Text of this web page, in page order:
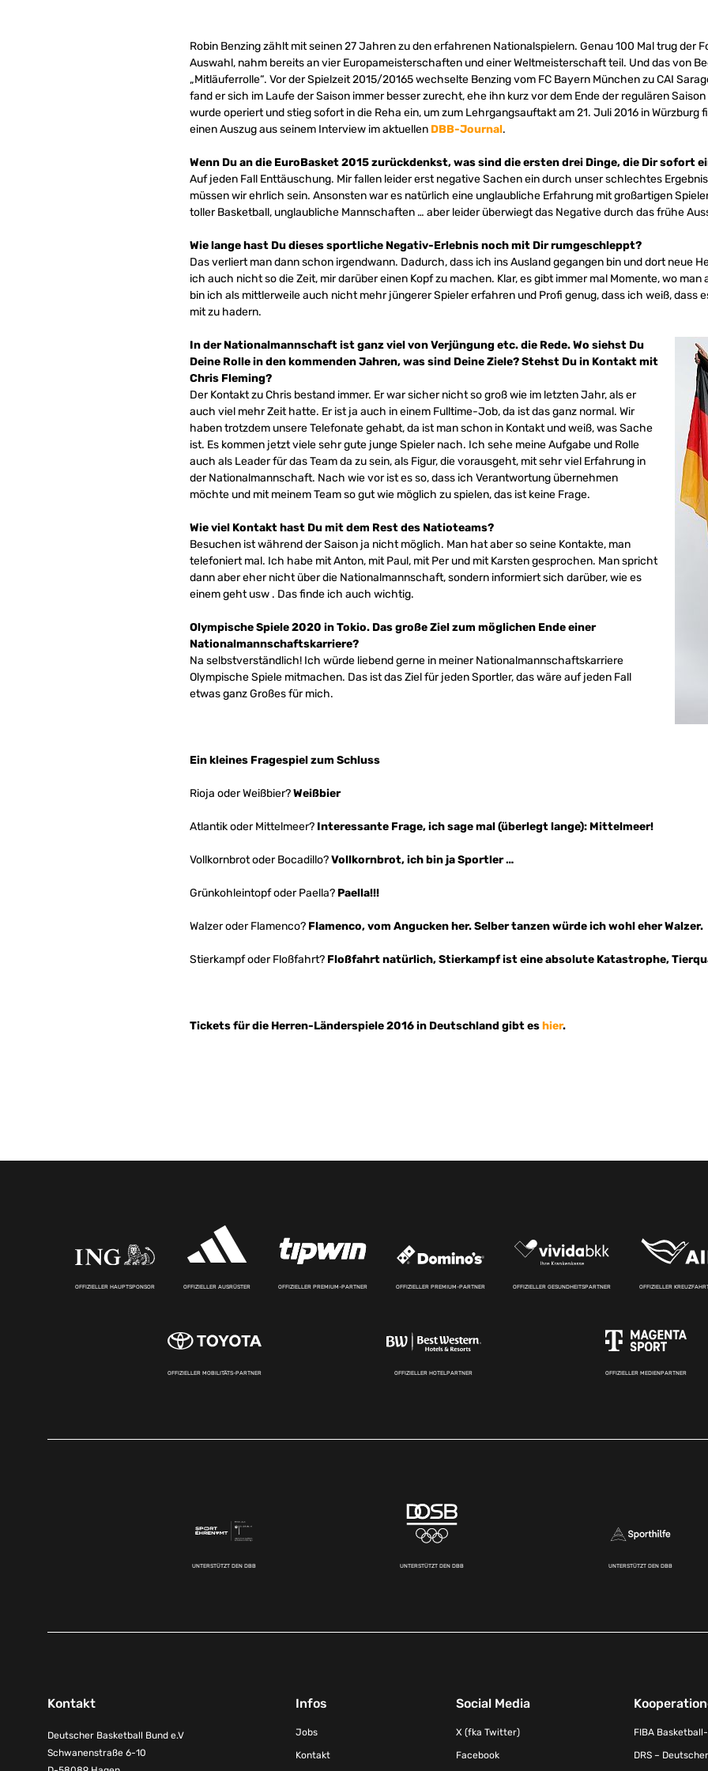
Robin Benzing zählt mit seinen 27 Jahren zu den erfahrenen Nationalspielern. Genau 100 Mal trug der
Auswahl, nahm bereits an vier Europameisterschaften und einer Weltmeisterschaft teil. Und das von
„Mitläuferrolle“. Vor der Spielzeit 2015/20165 wechselte Benzing vom FC Bayern München zu CAI
fand er sich im Laufe der Saison immer besser zurecht, ehe ihn kurz vor dem Ende der regulären
wurde operiert und stieg sofort in die Reha ein, um zum Lehrgangsauftakt am 21. Juli 2016 in Würzburg
einen Auszug aus seinem Interview im aktuellen DBB-Journal.
Wenn Du an die EuroBasket 2015 zurückdenkst, was sind die ersten drei Dinge, die Dir sofort
Auf jeden Fall Enttäuschung. Mir fallen leider erst negative Sachen ein durch unser schlechtes
müssen wir ehrlich sein. Ansonsten war es natürlich eine unglaubliche Erfahrung mit großartigen
toller Basketball, unglaubliche Mannschaften … aber leider überwiegt das Negative durch das frühe
Wie lange hast Du dieses sportliche Negativ-Erlebnis noch mit Dir rumgeschleppt?
Das verliert man dann schon irgendwann. Dadurch, dass ich ins Ausland gegangen bin und dort neue
ich auch nicht so die Zeit, mir darüber einen Kopf zu machen. Klar, es gibt immer mal Momente, wo man
bin ich als mittlerweile auch nicht mehr jüngerer Spieler erfahren und Profi genug, dass ich weiß, dass
mit zu hadern.
In der Nationalmannschaft ist ganz viel von Verjüngung etc. die Rede. Wo siehst Du
Deine Rolle in den kommenden Jahren, was sind Deine Ziele? Stehst Du in Kontakt mit
Chris Fleming?
Der Kontakt zu Chris bestand immer. Er war sicher nicht so groß wie im letzten Jahr, als er
auch viel mehr Zeit hatte. Er ist ja auch in einem Fulltime-Job, da ist das ganz normal. Wir
haben trotzdem unsere Telefonate gehabt, da ist man schon in Kontakt und weiß, was Sache
ist. Es kommen jetzt viele sehr gute junge Spieler nach. Ich sehe meine Aufgabe und Rolle
auch als Leader für das Team da zu sein, als Figur, die vorausgeht, mit sehr viel Erfahrung in
der Nationalmannschaft. Nach wie vor ist es so, dass ich Verantwortung übernehmen
möchte und mit meinem Team so gut wie möglich zu spielen, das ist keine Frage.
Wie viel Kontakt hast Du mit dem Rest des Natioteams?
Besuchen ist während der Saison ja nicht möglich. Man hat aber so seine Kontakte, man
telefoniert mal. Ich habe mit Anton, mit Paul, mit Per und mit Karsten gesprochen. Man spricht
dann aber eher nicht über die Nationalmannschaft, sondern informiert sich darüber, wie es
einem geht usw . Das finde ich auch wichtig.
Olympische Spiele 2020 in Tokio. Das große Ziel zum möglichen Ende einer
Nationalmannschaftskarriere?
Na selbstverständlich! Ich würde liebend gerne in meiner Nationalmannschaftskarriere
Olympische Spiele mitmachen. Das ist das Ziel für jeden Sportler, das wäre auf jeden Fall
etwas ganz Großes für mich.
Ein kleines Fragespiel zum Schluss
Rioja oder Weißbier?Weißbier
Atlantik oder Mittelmeer? Interessante Frage, ich sage mal (überlegt lange): Mittelmeer!
Vollkornbrot oder Bocadillo?Vollkornbrot, ich bin ja Sportler …
Grünkohleintopf oder Paella? Paella!!!
Walzer oder Flamenco? Flamenco, vom Angucken her. Selber tanzen würde ich wohl eher Walzer.
Stierkampf oder Floßfahrt? Floßfahrt natürlich, Stierkampf ist eine absolute Katastrophe,
Tickets für die Herren-Länderspiele 2016 in Deutschland gibt eshier.
OFFIZIELLER HAUPTSPONSOR OFFIZIELLER AUSRÜSTER OFFIZIELLER PREMIUM-PARTNER OFFIZIELLER PREMIUM-PARTNER OFFIZIELLER GESUNDHEITSPARTNER OFFIZIELLER
OFFIZIELLER MOBILITÄTS-PARTNER OFFIZIELLER HOTELPARTNER OFFIZIELLER MEDIENPARTNER
UNTERSTÜTZT DEN DBB UNTERSTÜTZT DEN DBB UNTERSTÜTZT DEN DBB
Kontakt
Deutscher Basketball Bund e.V
Schwanenstraße 6-10
Infos
Jobs
Kontakt
Social Media
X (fka Twitter)
Facebook
FIBA
DRS –